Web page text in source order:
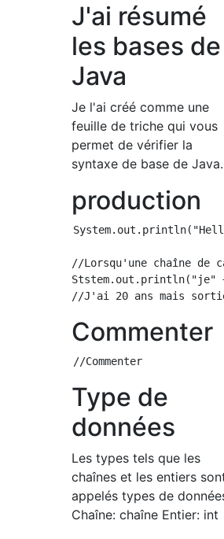
J'ai résumé
les bases de
Java
Je l'ai créé comme une
feuille de triche qui vous
permet de vérifier la
syntaxe de base de Java.
production
//Lorsqu'une chaîne de
Commenter
Type de
données
Les types tels que les
chaînes et les entiers
appelés types de
Chaîne: chaîne Entier: int